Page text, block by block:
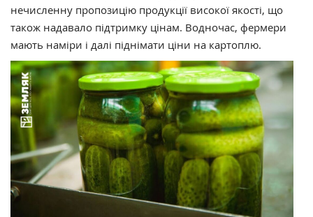
нечисленну пропозицію продукції високої якості, що
також надавало підтримку цінам. Водночас, фермери
мають наміри і далі піднімати ціни на картоплю.